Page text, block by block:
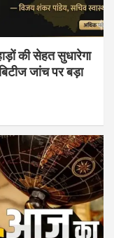
की सेहत सुधारेगा
जांच पर बड़ा